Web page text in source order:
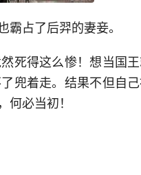
占了后羿的妻妾。
死得这么惨！想当国
兜着走。结果不但自
必当初！